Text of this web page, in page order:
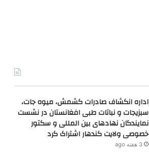
اداره انکشاف صادرات کشمش، میوه جات،
سبزیجات و نباتات طبی افغانستان در نشست
نمایندگان نهادهای بین المللی و سکتور
خصوصی ولایت کندهار اشتراک کرد
3 هفته ago